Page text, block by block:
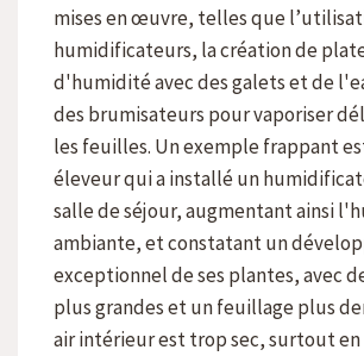
mises en œuvre, telles que
humidificateurs, la création de
d'humidité avec des galets et de
des brumisateurs pour vaporiser
les feuilles. Un exemple frappant
éleveur qui a installé un
salle de séjour, augmentant ainsi
ambiante, et constatant un
exceptionnel de ses plantes, avec
plus grandes et un feuillage plus
air intérieur est trop sec, surtout en